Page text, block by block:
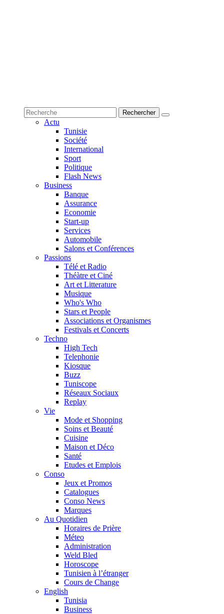
Actu
Tunisie
Société
International
Sport
Politique
Flash News
Business
Banque
Assurance
Economie
Start-up
Services
Automobile
Salons et Conférences
Passions
Télé et Radio
Théàtre et Ciné
Art et Litterature
Musique
Who's Who
Stars et People
Associations et Organismes
Festivals et Concerts
Techno
High Tech
Telephonie
Kiosque
Buzz
Tuniscope
Réseaux Sociaux
Replay
Vie
Mode et Shopping
Soins et Beauté
Cuisine
Maison et Déco
Santé
Etudes et Emplois
Conso
Jeux et Promos
Catalogues
Conso News
Marques
Au Quotidien
Horaires de Prière
Méteo
Administration
Weld Bled
Horoscope
Tunisien à l’étranger
Cours de Change
English
Tunisia
Business